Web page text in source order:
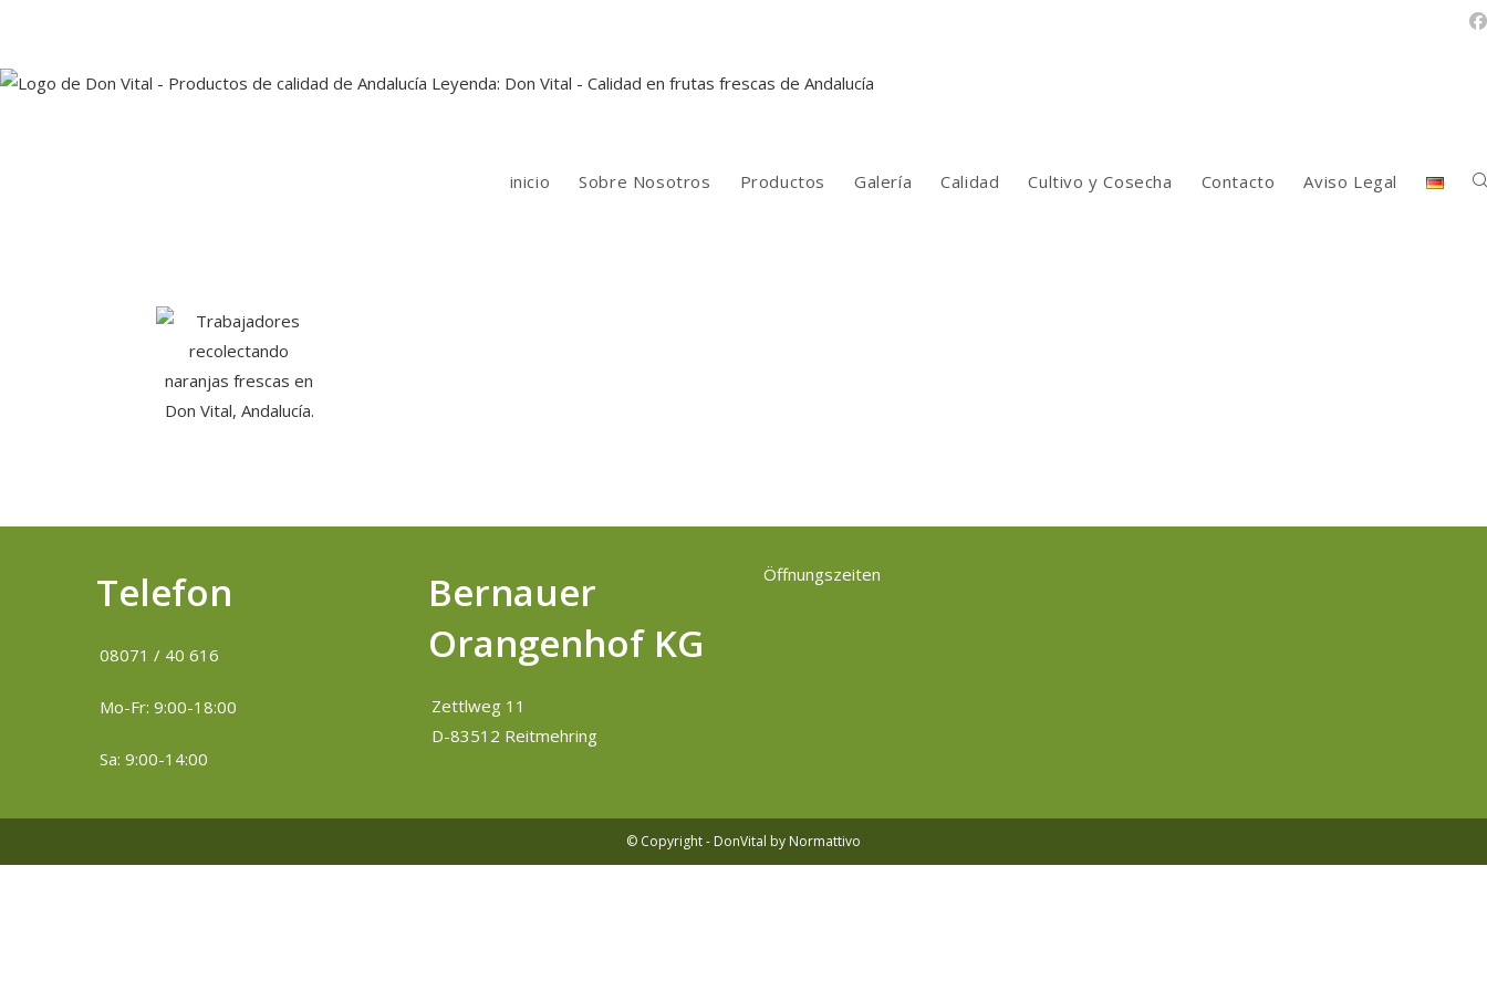
inicio Sobre Nosotros Productos Galería Calidad Cultivo y Cosecha Contacto Aviso Legal
Telefon
08071 / 40 616
Mo-Fr: 9:00-18:00
Sa: 9:00-14:00
Bernauer
Orangenhof KG
Zettlweg 11
D-83512 Reitmehring
Öffnungszeiten
© Copyright - DonVital by Normattivo